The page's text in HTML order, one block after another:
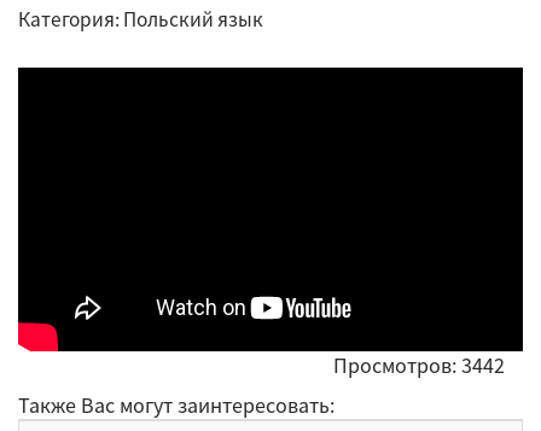
Категория: Польский язык
Просмотров: 3442
Также Вас могут заинтересовать: